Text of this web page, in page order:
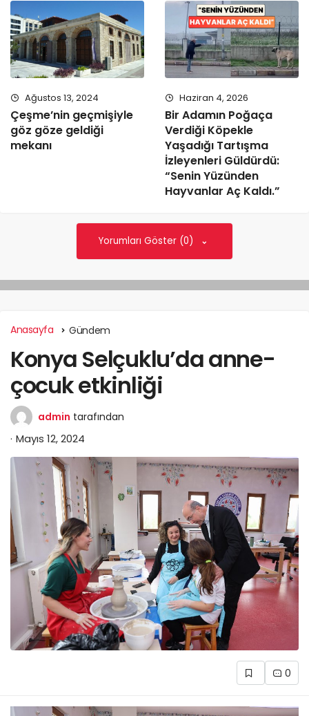
Ağustos 13, 2024
Çeşme’nin geçmişiyle
göz göze geldiği
mekanı
Haziran 4, 2026
Bir Adamın Poğaça
Verdiği Köpekle
Yaşadığı Tartışma
İzleyenleri Güldürdü:
“Senin Yüzünden
Hayvanlar Aç Kaldı.”
Yorumları Göster (0)
Anasayfa Gündem
Konya Selçuklu’da anne-
çocuk etkinliği
admin tarafından
Mayıs 12, 2024
0